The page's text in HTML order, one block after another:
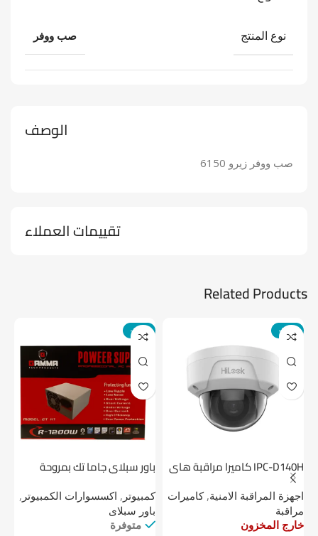
الوصف
صب ووفر زيرو 6150
نوع المنتج صب ووفر
تقييمات العملاء
Related Products
-24%
IPC-D140H كاميرا مراقبة هاى
لوك داخلية 4 ميجا
اجهزة المراقبة الامنية,كاميرات
مراقبة
خارج المخزون
-14%
باور سبلاي جاما تك بمروحة
كمبيوتر , اكسسوارات الكمبيوتر ,
باور سبلاى
متوفرة